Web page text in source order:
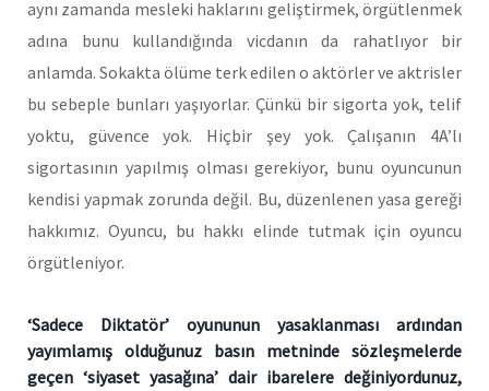
aynı zamanda mesleki haklarını geliştirmek, örgütlenmek
adına bunu kullandığında vicdanın da rahatlıyor bir
anlamda. Sokakta ölüme terk edilen o aktörler ve aktrisler
bu sebeple bunları yaşıyorlar. Çünkü bir sigorta yok, telif
yoktu, güvence yok. Hiçbir şey yok. Çalışanın 4A’lı
sigortasının yapılmış olması gerekiyor, bunu oyuncunun
kendisi yapmak zorunda değil. Bu, düzenlenen yasa gereği
hakkımız. Oyuncu, bu hakkı elinde tutmak için oyuncu
örgütleniyor.
‘Sadece Diktatör’ oyununun yasaklanması ardından
yayımlamış olduğunuz basın metninde sözleşmelerde
geçen ‘siyaset yasağına’ dair ibarelere değiniyordunuz,